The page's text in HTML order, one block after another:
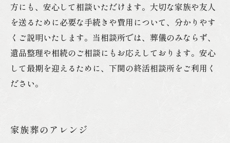
方にも、安心して相談いただけます。大切な家族や友人
を送るために必要な手続きや費用について、分かりやす
くご説明いたします。当相談所では、葬儀のみならず、
遺品整理や相続のご相談にもお応えしております。安心
して最期を迎えるために、下関の終活相談所をご利用く
ださい。
家族葬のアレンジ